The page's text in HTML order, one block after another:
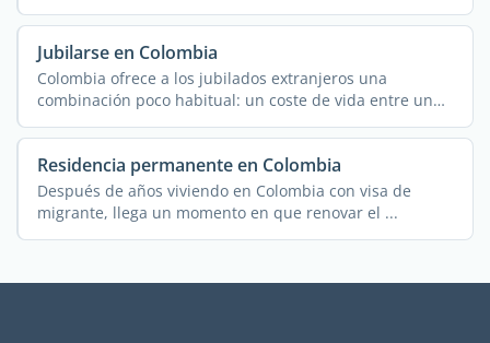
Jubilarse en Colombia
Colombia ofrece a los jubilados extranjeros una
combinación poco habitual: un coste de vida entre un
50 % y ...
Residencia permanente en Colombia
Después de años viviendo en Colombia con visa de
migrante, llega un momento en que renovar el ...